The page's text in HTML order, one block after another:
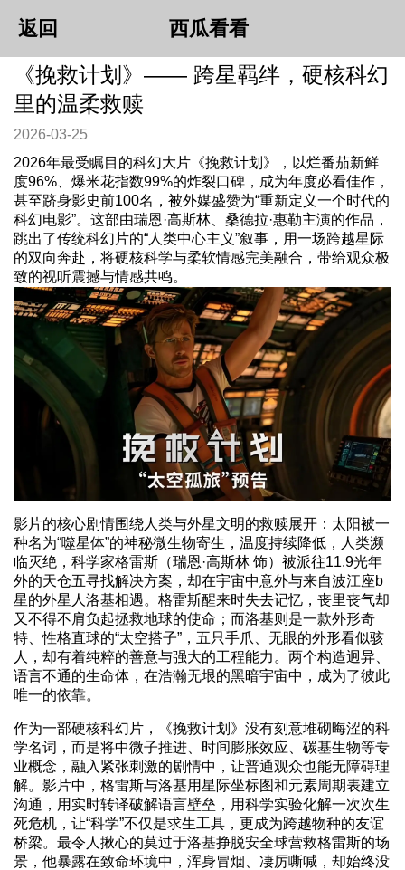
返回 西瓜看看
《挽救计划》—— 跨星羁绊，硬核科幻
里的温柔救赎
2026-03-25
2026年最受瞩目的科幻大片《挽救计划》，以烂番茄新鲜
度96%、爆米花指数99%的炸裂口碑，成为年度必看佳作，
甚至跻身影史前100名，被外媒盛赞为“重新定义一个时代的
科幻电影”。这部由瑞恩·高斯林、桑德拉·惠勒主演的作品，
跳出了传统科幻片的“人类中心主义”叙事，用一场跨越星际
的双向奔赴，将硬核科学与柔软情感完美融合，带给观众极
致的视听震撼与情感共鸣。
影片的核心剧情围绕人类与外星文明的救赎展开：太阳被一
种名为“噬星体”的神秘微生物寄生，温度持续降低，人类濒
临灭绝，科学家格雷斯（瑞恩·高斯林 饰）被派往11.9光年
外的天仓五寻找解决方案，却在宇宙中意外与来自波江座b
星的外星人洛基相遇。格雷斯醒来时失去记忆，丧里丧气却
又不得不肩负起拯救地球的使命；而洛基则是一款外形奇
特、性格直球的“太空搭子”，五只手爪、无眼的外形看似骇
人，却有着纯粹的善意与强大的工程能力。两个构造迥异、
语言不通的生命体，在浩瀚无垠的黑暗宇宙中，成为了彼此
唯一的依靠。
作为一部硬核科幻片，《挽救计划》没有刻意堆砌晦涩的科
学名词，而是将中微子推进、时间膨胀效应、碳基生物等专
业概念，融入紧张刺激的剧情中，让普通观众也能无障碍理
解。影片中，格雷斯与洛基用星际坐标图和元素周期表建立
沟通，用实时转译破解语言壁垒，用科学实验化解一次次生
死危机，让“科学”不仅是求生工具，更成为跨越物种的友谊
桥梁。最令人揪心的莫过于洛基挣脱安全球营救格雷斯的场
景，他暴露在致命环境中，浑身冒烟、凄厉嘶喊，却始终没